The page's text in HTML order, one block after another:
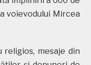
voievodului Mircea
religios, mesaje din